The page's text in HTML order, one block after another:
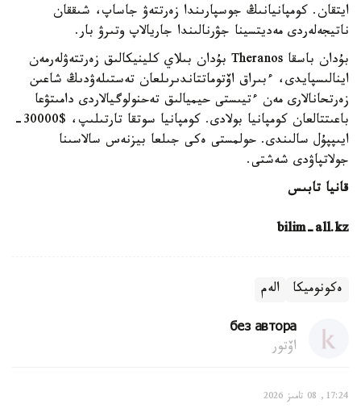
ايتقان. كومپانيانىڭ جوسپارىندا زەرتتەۋ جاساپ، شىققان
ناتيجەلەردى مەديتسينا جۋرنالىندا جاريالاپ وتىرۋ بار.
بۇدان باسقا Theranos بۇدان بىلاي كلينيكالىق زەرتتەۋلەرمەن
اينالىسپايدى، ءبىراق اۆتوماتتاندىرىلعان تەستىلەۋدىڭ شاعىن
زەرتحانالارى مەن ءتيىستى حيميالىق تەحنولوگيالاردى دامىتۋعا
باعىتتالعان كومپانيا بولادى. كومپانيا سوتقا تارتىلىپ، $30000-
ايىپپۇل سالىندى. حولمستى ەكى جىلعا بيزنەس سالاسىنا
جولاتپاۋدى شەشتى.
قانيا تابىس
bilim-all.kz
ەكونوميكا الەم
без автора
اۆتور
17:24, 08 تامىز 2026